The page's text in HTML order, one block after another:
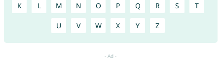
K L M N O P Q R S T
U V W X Y Z